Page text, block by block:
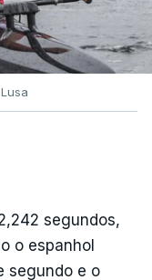
segundos,
o espanhol
segundo e o